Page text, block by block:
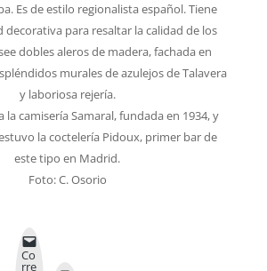
Es de estilo regionalista español. Tiene
decorativa para resaltar la calidad de los
dobles aleros de madera, fachada en
murales de azulejos de Talavera
y laboriosa rejería.
la camisería Samaral, fundada en 1934, y
la coctelería Pidoux, primer bar de
este tipo en Madrid.
Foto: C. Osorio
Co
rre